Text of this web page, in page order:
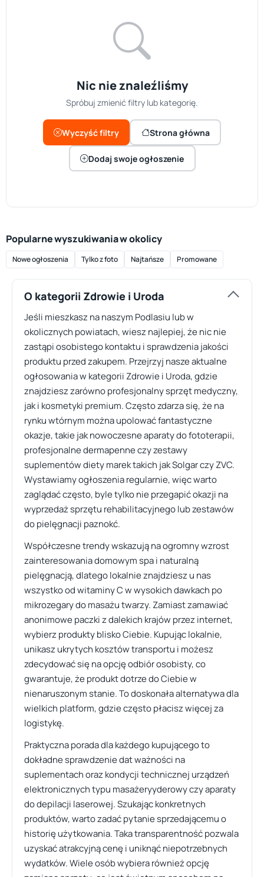
Nic nie znaleźliśmy
Spróbuj zmienić filtry lub kategorię.
Wyczyść filtry Strona główna
Dodaj swoje ogłoszenie
Popularne wyszukiwania w okolicy
Nowe ogłoszenia Tylko z foto Najtańsze Promowane
O kategorii Zdrowie i Uroda
Jeśli mieszkasz na naszym Podlasiu lub w
okolicznych powiatach, wiesz najlepiej, że nic nie
zastąpi osobistego kontaktu i sprawdzenia jakości
produktu przed zakupem. Przejrzyj nasze aktualne
ogłosowania w kategorii Zdrowie i Uroda, gdzie
znajdziesz zarówno profesjonalny sprzęt medyczny,
jak i kosmetyki premium. Często zdarza się, że na
rynku wtórnym można upolować fantastyczne
okazje, takie jak nowoczesne aparaty do fototerapii,
profesjonalne dermapenne czy zestawy
suplementów diety marek takich jak Solgar czy ZVC.
Wystawiamy ogłoszenia regularnie, więc warto
zaglądać często, byle tylko nie przegapić okazji na
wyprzedaż sprzętu rehabilitacyjnego lub zestawów
do pielęgnacji paznokć.
Współczesne trendy wskazują na ogromny wzrost
zainteresowania domowym spa i naturalną
pielęgnacją, dlatego lokalnie znajdziesz u nas
wszystko od witaminy C w wysokich dawkach po
mikrozegary do masażu twarzy. Zamiast zamawiać
anonimowe paczki z dalekich krajów przez internet,
wybierz produkty blisko Ciebie. Kupując lokalnie,
unikasz ukrytych kosztów transportu i możesz
zdecydować się na opcję odbiór osobisty, co
gwarantuje, że produkt dotrze do Ciebie w
nienaruszonym stanie. To doskonała alternatywa dla
wielkich platform, gdzie często płacisz więcej za
logistykę.
Praktyczna porada dla każdego kupującego to
dokładne sprawdzenie dat ważności na
suplementach oraz kondycji technicznej urządzeń
elektronicznych typu masażeryyderowy czy aparaty
do depilacji laserowej. Szukając konkretnych
produktów, warto zadać pytanie sprzedającemu o
historię użytkowania. Taka transparentność pozwala
uzyskać atrakcyjną cenę i uniknąć niepotrzebnych
wydatków. Wiele osób wybiera również opcję